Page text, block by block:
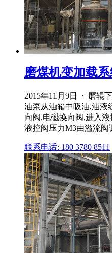
磨煤机变加载
2015年11月9日 · 磨辊
油泵从油箱中吸油,油液
向阀,电磁换向阀,进入
液控阀压力M3由溢流阀
联系电话: 180 3780 8511